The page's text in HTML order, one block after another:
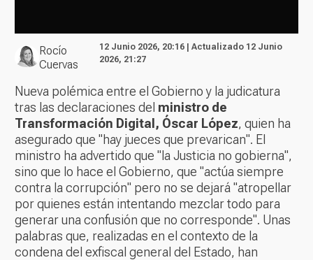
Rocío
Cuervas
12 Junio 2026, 20:16 | Actualizado 12 Junio
2026, 21:27
Nueva polémica entre el Gobierno y la judicatura
tras las declaraciones del ministro de
Transformación Digital, Óscar López, quien ha
asegurado que "hay jueces que prevarican". El
ministro ha advertido que "la Justicia no gobierna",
sino que lo hace el Gobierno, que "actúa siempre
contra la corrupción" pero no se dejará "atropellar
por quienes están intentando mezclar todo para
generar una confusión que no corresponde". Unas
palabras que, realizadas en el contexto de la
condena del exfiscal general del Estado, han